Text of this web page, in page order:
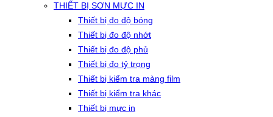
THIẾT BỊ SƠN MỰC IN
Thiết bị đo độ bóng
Thiết bị đo độ nhớt
Thiết bị đo độ phủ
Thiết bị đo tỷ trọng
Thiết bị kiểm tra màng film
Thiết bị kiểm tra khác
Thiết bị mực in